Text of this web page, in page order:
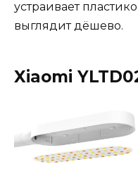
устраивает
выглядит дёшево.
Xiaomi